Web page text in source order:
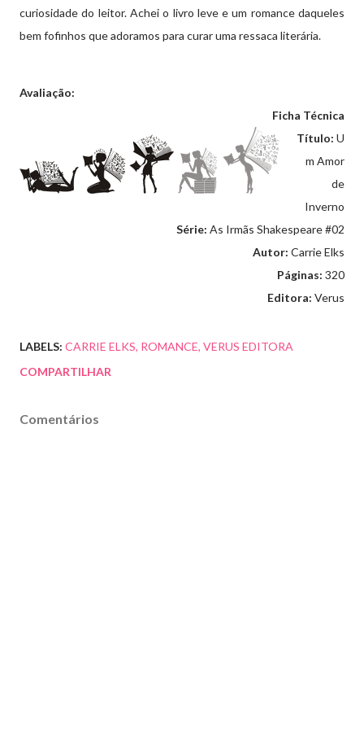
curiosidade do leitor. Achei o livro leve e um romance daqueles
bem fofinhos que adoramos para curar uma ressaca literária.
Avaliação:
Ficha Técnica
Título: U
m Amor
de
Inverno
Série: As Irmãs Shakespeare #02
Autor: Carrie Elks
Páginas: 320
Editora: Verus
LABELS: CARRIE ELKS ROMANCE VERUS EDITORA
COMPARTILHAR
Comentários